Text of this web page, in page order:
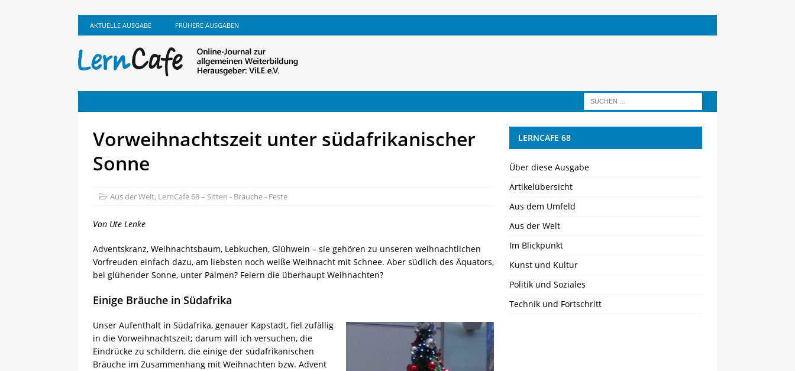
AKTUELLE AUSGABE FRÜHERE AUSGABEN
Vorweihnachtszeit unter südafrikanischer
Sonne
Aus der Welt, LernCafe 68 – Sitten - Bräuche - Feste
Von Ute Lenke
Adventskranz, Weihnachtsbaum, Lebkuchen, Glühwein – sie gehören zu unseren weihnachtlichen
Vorfreuden einfach dazu, am liebsten noch weiße Weihnacht mit Schnee. Aber südlich des Äquators,
bei glühender Sonne, unter Palmen? Feiern die überhaupt Weihnachten?
Einige Bräuche in Südafrika
Unser Aufenthalt in Südafrika, genauer Kapstadt, fiel zufällig
in die Vorweihnachtszeit; darum will ich versuchen, die
Eindrücke zu schildern, die einige der südafrikanischen
Bräuche im Zusammenhang mit Weihnachten bzw. Advent
LERNCAFE 68
Über diese Ausgabe
Artikelübersicht
Aus dem Umfeld
Aus der Welt
Im Blickpunkt
Kunst und Kultur
Politik und Soziales
Technik und Fortschritt